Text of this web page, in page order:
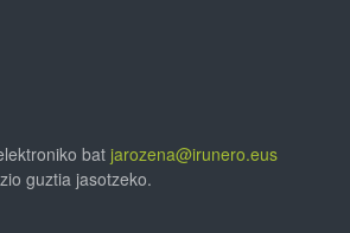
bat jarozena@irunero.eus
guztia jasotzeko.